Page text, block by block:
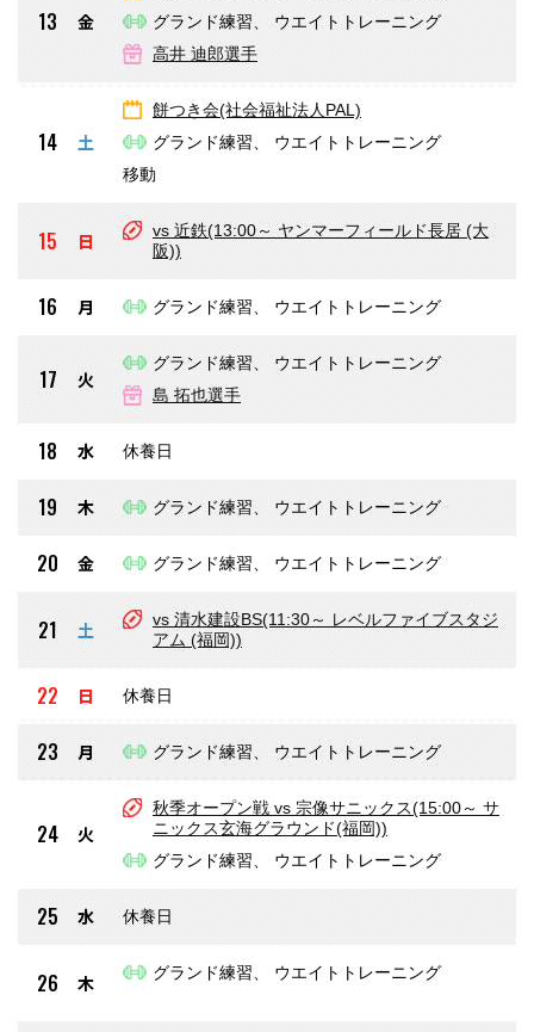
13 金
グランド練習、 ウエイトトレーニング
高井 迪郎選手
14 土
餅つき会(社会福祉法人PAL)
グランド練習、 ウエイトトレーニング
移動
15 日
vs 近鉄(13:00～ ヤンマーフィールド長居 (大
阪))
16 月 グランド練習、 ウエイトトレーニング
17 火
グランド練習、 ウエイトトレーニング
島 拓也選手
18 水 休養日
19 木 グランド練習、 ウエイトトレーニング
20 金 グランド練習、 ウエイトトレーニング
21 土
vs 清水建設BS(11:30～ レベルファイブスタジ
アム (福岡))
22 日 休養日
23 月 グランド練習、 ウエイトトレーニング
24 火
秋季オープン戦 vs 宗像サニックス(15:00～ サ
ニックス玄海グラウンド(福岡))
グランド練習、 ウエイトトレーニング
25 水 休養日
26 木 グランド練習、 ウエイトトレーニング